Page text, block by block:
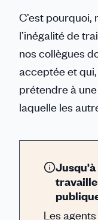
C’est
l’inégalité de
nos collègues
acceptée et
prétendre à
laquelle les
Jusqu'à
Les